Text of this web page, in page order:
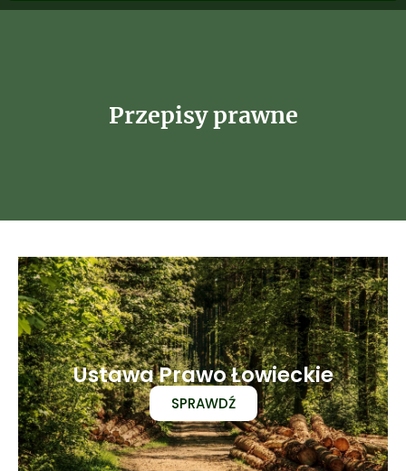
Przepisy prawne
Ustawa Prawo Łowieckie
SPRAWDŹ